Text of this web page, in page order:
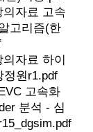
의자료 고속
고리즘(한
자료 하이
정원r1.pdf
고속화
분석 - 심